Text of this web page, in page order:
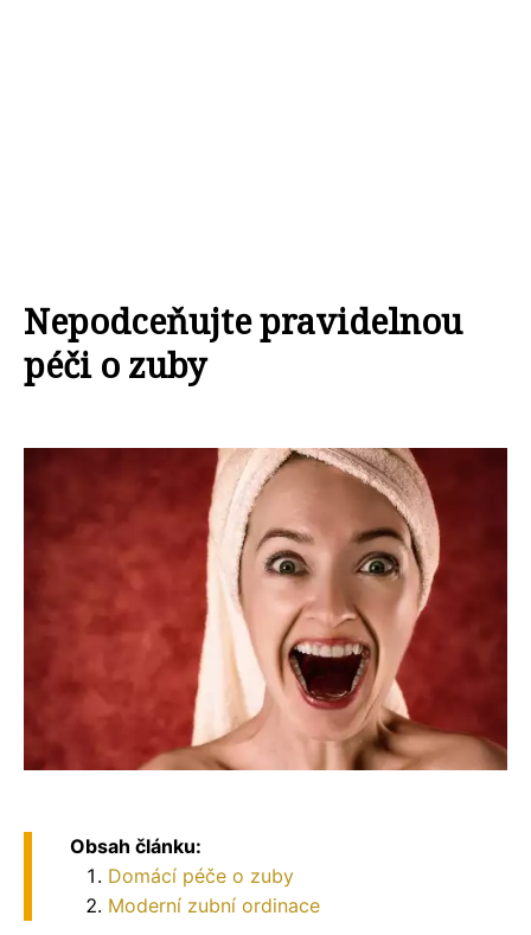
Nepodceňujte pravidelnou
péči o zuby
Obsah článku:
Domácí péče o zuby
Moderní zubní ordinace